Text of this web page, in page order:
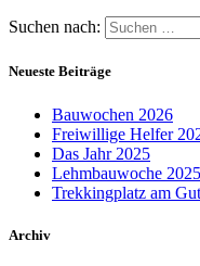
Suchen nach:
Neueste Beiträge
Bauwochen 2026
Freiwillige Helfer
Das Jahr 2025
Lehmbauwoche 2025
Trekkingplatz am
Archiv